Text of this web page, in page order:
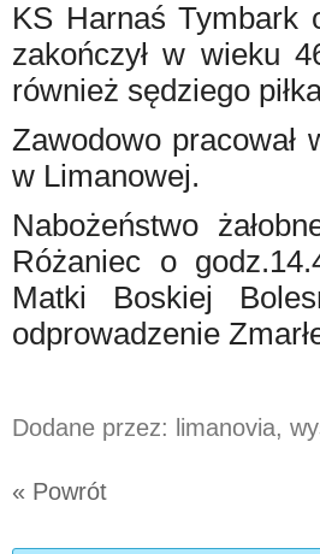
KS Harnaś Tymbark
zakończył w wieku
również sędziego
Zawodowo pracował
w Limanowej.
Nabożeństwo
Różaniec o
Matki Boskiej
odprowadzenie
Dodane przez: limanovia,
« Powrót